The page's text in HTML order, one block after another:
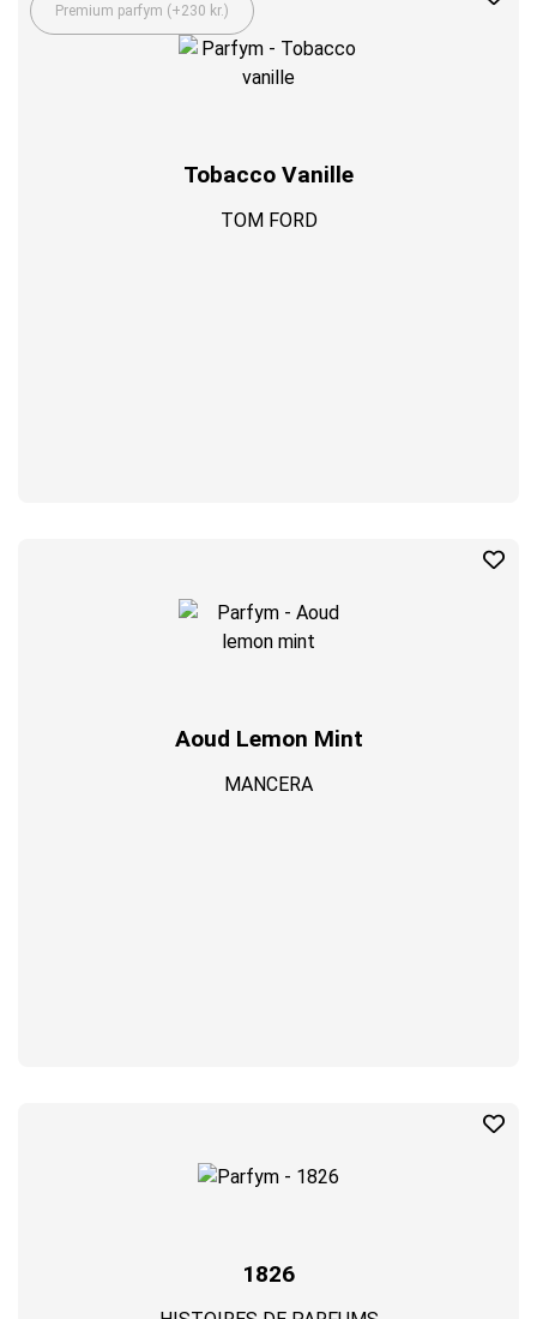
Premium parfym (+230 kr.)
Tobacco Vanille
TOM FORD
Aoud Lemon Mint
MANCERA
1826